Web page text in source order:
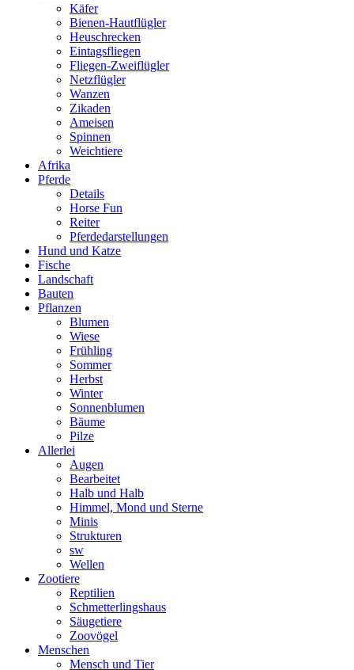
Käfer
Bienen-Hautflügler
Heuschrecken
Eintagsfliegen
Fliegen-Zweiflügler
Netzflügler
Wanzen
Zikaden
Ameisen
Spinnen
Weichtiere
Afrika
Pferde
Details
Horse Fun
Reiter
Pferdedarstellungen
Hund und Katze
Fische
Landschaft
Bauten
Pflanzen
Blumen
Wiese
Frühling
Sommer
Herbst
Winter
Sonnenblumen
Bäume
Pilze
Allerlei
Augen
Bearbeitet
Halb und Halb
Himmel, Mond und Sterne
Minis
Strukturen
sw
Wellen
Zootiere
Reptilien
Schmetterlingshaus
Säugetiere
Zoovögel
Menschen
Mensch und Tier